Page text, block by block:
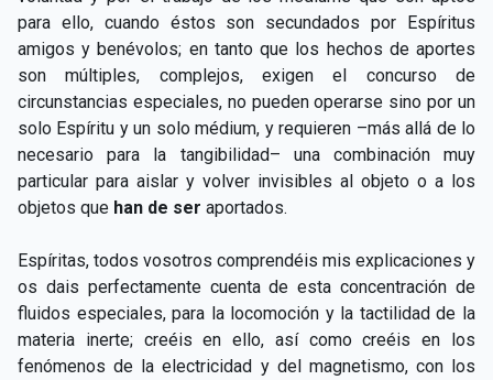
para ello, cuando éstos son secundados por Espíritus
amigos y benévolos; en tanto que los hechos de aportes
son múltiples, complejos, exigen el concurso de
circunstancias especiales, no pueden operarse sino por un
solo Espíritu y un solo médium, y requieren –más allá de lo
necesario para la tangibilidad– una combinación muy
particular para aislar y volver invisibles al objeto o a los
objetos que han de ser aportados.
Espíritas, todos vosotros comprendéis mis explicaciones y
os dais perfectamente cuenta de esta concentración de
fluidos especiales, para la locomoción y la tactilidad de la
materia inerte; creéis en ello, así como creéis en los
fenómenos de la electricidad y del magnetismo, con los